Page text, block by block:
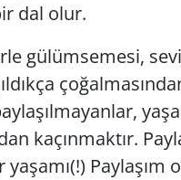
dal olur.
gülümsemesi,
kaçınmaktır.
Paylaşım